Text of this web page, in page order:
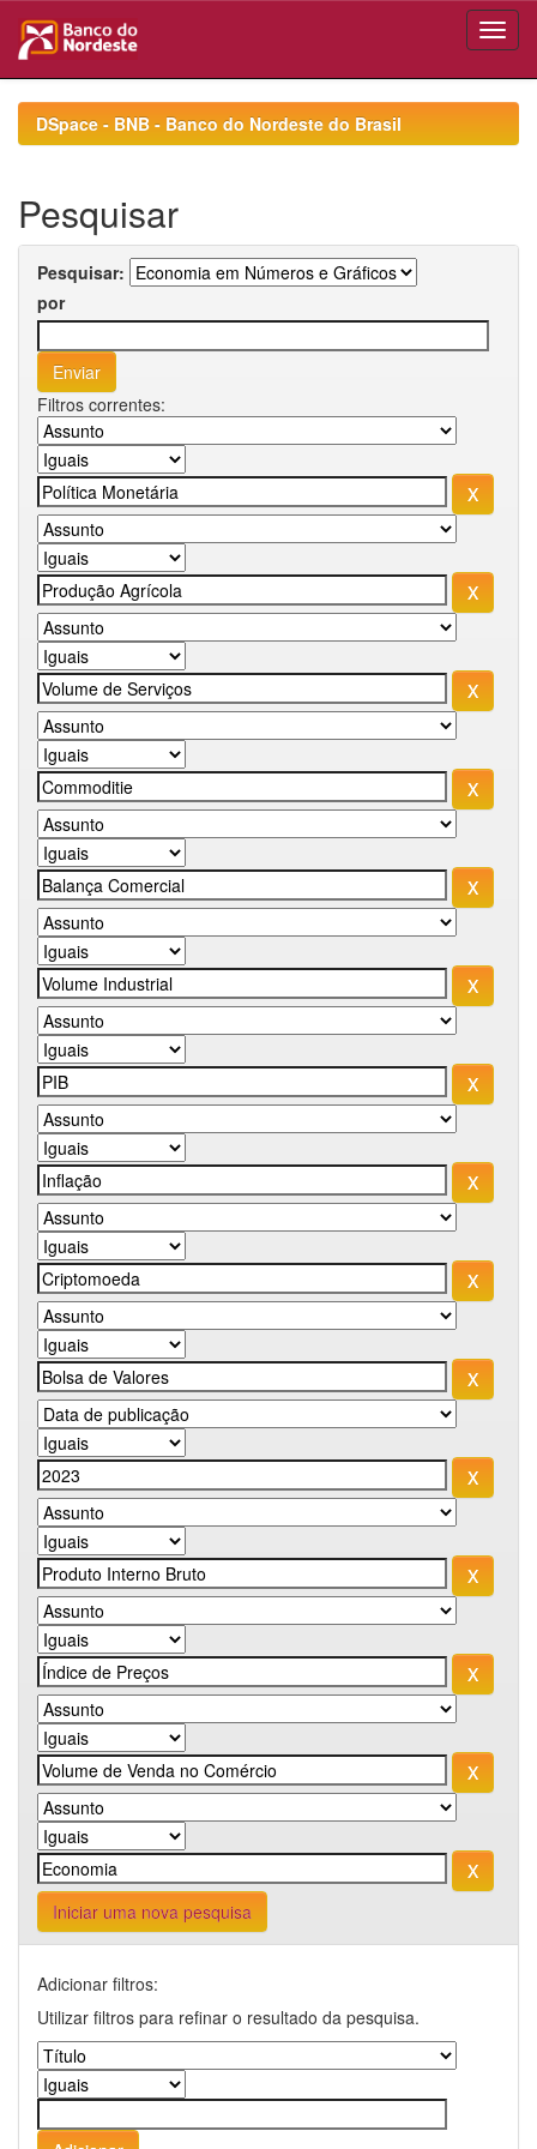
navigationDSpace - BNB - Banco do Nordeste do Brasil
Pesquisar
Pesquisar:
por
Filtros correntes:
Iniciar uma nova pesquisa
Adicionar filtros:
Utilizar filtros para refinar o resultado da pesquisa.